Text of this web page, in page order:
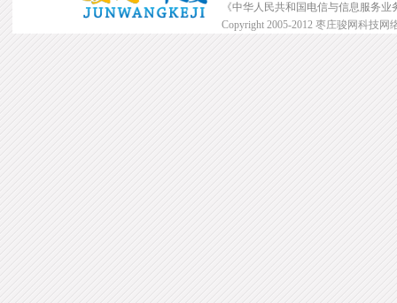
《中华人民共和国电信与信息服务
Copyright 2005-2012 枣庄骏网科技网